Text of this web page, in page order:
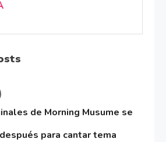
de Morning Musume se
para cantar tema